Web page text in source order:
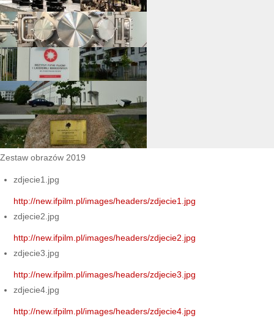
Zestaw obrazów 2019
zdjecie1.jpg
http://new.ifpilm.pl/images/headers/zdjecie1.jpg
zdjecie2.jpg
http://new.ifpilm.pl/images/headers/zdjecie2.jpg
zdjecie3.jpg
http://new.ifpilm.pl/images/headers/zdjecie3.jpg
zdjecie4.jpg
http://new.ifpilm.pl/images/headers/zdjecie4.jpg